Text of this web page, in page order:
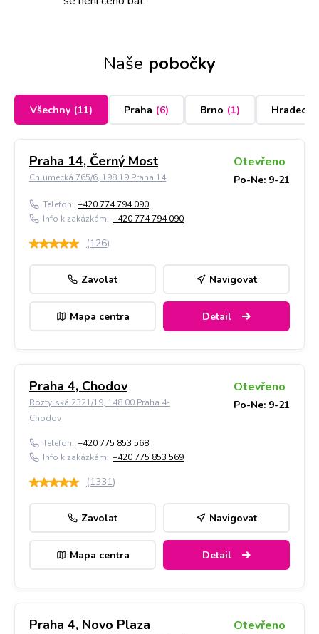
Naše pobočky
Všechny (11) Praha (6) Brno (1) Hradec
Praha 14, Černý Most
Chlumecká 765/6, 198 19 Praha 14
Otevřeno
Po-Ne: 9-21
Telefon: +420 774 794 090
Info k zakázkám: +420 774 794 090
(126)
Zavolat Navigovat
Mapa centra Detail
Praha 4, Chodov
Roztylská 2321/19, 148 00 Praha 4-
Chodov
Otevřeno
Po-Ne: 9-21
Telefon: +420 775 853 568
Info k zakázkám: +420 775 853 569
(1331)
Zavolat Navigovat
Mapa centra Detail
Praha 4, Novo Plaza Otevřeno